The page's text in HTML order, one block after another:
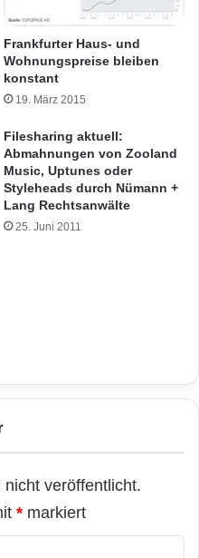
Frankfurter Haus- und
Wohnungspreise bleiben
konstant
19. März 2015
Filesharing aktuell:
Abmahnungen von Zooland
Music, Uptunes oder
Styleheads durch Nümann +
Lang Rechtsanwälte
25. Juni 2011
veröffentlicht.
* markiert